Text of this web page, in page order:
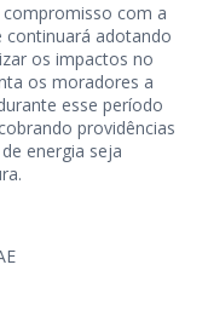
compromisso com a
adotando
os impactos no
os moradores a
esse período
providências
energia seja